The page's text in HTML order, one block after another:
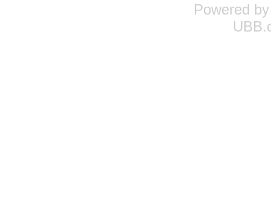
Powered